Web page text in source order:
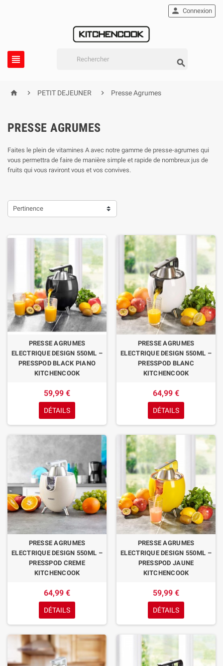
 
 Connexion
  PETIT DEJEUNER  Presse Agrumes
PRESSE AGRUMES
Faites le plein de vitamines A avec notre gamme de presse-agrumes qui
vous permettra de faire de manière simple et rapide de nombreux jus de
fruits qui vous raviront vous et vos convives.
Pertinence
PRESSE AGRUMES
ELECTRIQUE DESIGN 550ML –
PRESSPOD BLACK PIANO
KITCHENCOOK
59,99 €
DÉTAILS
PRESSE AGRUMES
ELECTRIQUE DESIGN 550ML –
PRESSPOD BLANC
KITCHENCOOK
64,99 €
DÉTAILS
PRESSE AGRUMES
ELECTRIQUE DESIGN 550ML –
PRESSPOD CREME
KITCHENCOOK
64,99 €
DÉTAILS
PRESSE AGRUMES
ELECTRIQUE DESIGN 550ML –
PRESSPOD JAUNE
KITCHENCOOK
59,99 €
DÉTAILS